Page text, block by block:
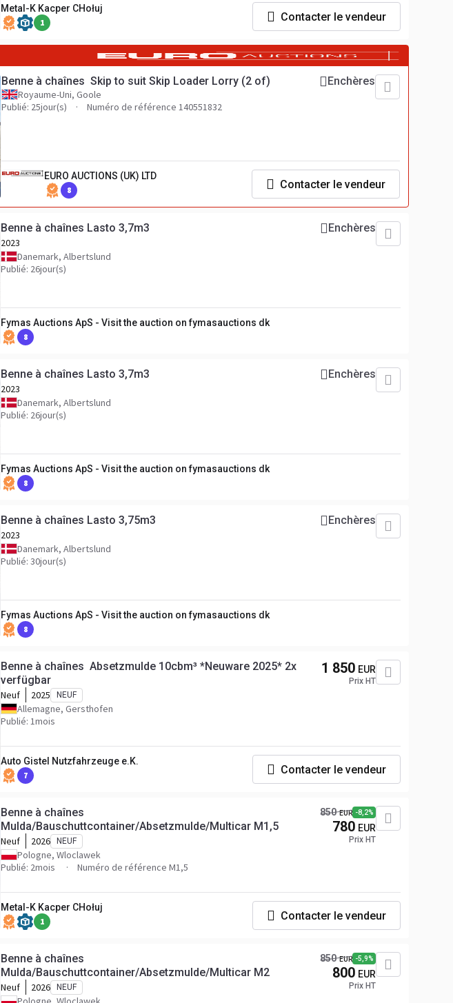
Metal-K Kacper CHołuj
1 Contacter le vendeur
Benne à chaînes Skip to suit Skip Loader Lorry (2 of)
Royaume-Uni, Goole
Publié: 25jour(s)
Numéro de référence 140551832
Enchères
EURO AUCTIONS (UK) LTD
8 Contacter le vendeur
Benne à chaînes Lasto 3,7m3
2023
Danemark, Albertslund
Publié: 26jour(s)
Enchères
Fymas Auctions ApS - Visit the auction on fymasauctions dk
8
Benne à chaînes Lasto 3,7m3
2023
Danemark, Albertslund
Publié: 26jour(s)
Enchères
Fymas Auctions ApS - Visit the auction on fymasauctions dk
8
Benne à chaînes Lasto 3,75m3
2023
Danemark, Albertslund
Publié: 30jour(s)
Enchères
Fymas Auctions ApS - Visit the auction on fymasauctions dk
8
Benne à chaînes Absetzmulde 10cbm³ *Neuware 2025* 2x
verfügbar
Neuf 2025 NEUF
Allemagne, Gersthofen
Publié: 1mois
1 850 EUR
Prix HT
Auto Gistel Nutzfahrzeuge e.K.
7 Contacter le vendeur
Benne à chaînes
Mulda/Bauschuttcontainer/Absetzmulde/Multicar M1,5
Neuf 2026 NEUF
Pologne, Wloclawek
Publié: 2mois
Numéro de référence M1,5
850 EUR -8,2%
780 EUR
Prix HT
Metal-K Kacper CHołuj
1 Contacter le vendeur
Benne à chaînes
Mulda/Bauschuttcontainer/Absetzmulde/Multicar M2
Neuf 2026 NEUF
850 EUR -5,9%
800 EUR
Prix HT